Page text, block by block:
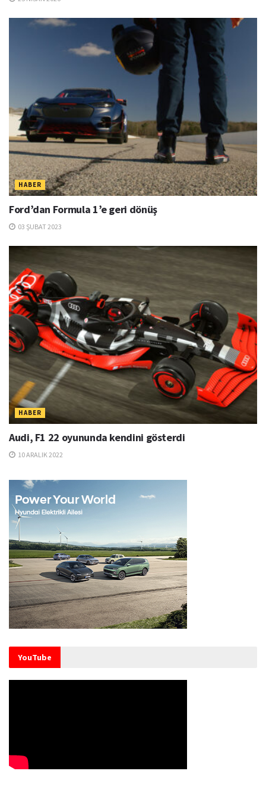
HABER
Ford’dan Formula 1’e geri dönüş
03 ŞUBAT 2023
HABER
Audi, F1 22 oyununda kendini gösterdi
10 ARALIK 2022
YouTube